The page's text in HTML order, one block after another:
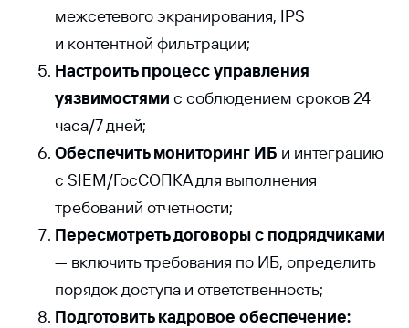
межсетевого экранирования, IPS
и контентной фильтрации;
Настроить процесс управления
уязвимостями с соблюдением сроков 24
часа/7 дней;
Обеспечить мониторинг ИБ и интеграцию
с SIEM/ГосСОПКА для выполнения
требований отчетности;
Пересмотреть договоры с подрядчиками
— включить требования по ИБ, определить
порядок доступа и ответственность;
Подготовить кадровое обеспечение: